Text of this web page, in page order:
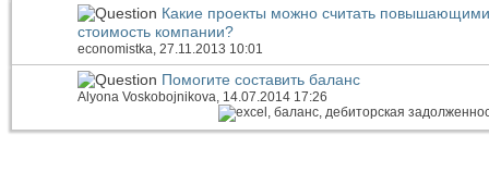
Какие проекты можно считать повышающими
стоимость компании?
economistka, 27.11.2013 10:01
Помогите составить баланс
Alyona Voskobojnikova , 14.07.2014 17:26